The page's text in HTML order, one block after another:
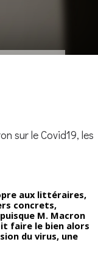
sur le Covid19, les
aux littéraires,
concrets,
M. Macron
faire le bien alors
du virus, une